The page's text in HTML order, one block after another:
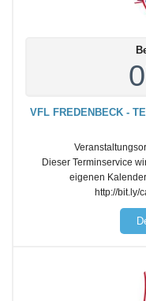
VFL FREDENBECK -
Dieser Terminservice
eigenen
http://bit.ly/